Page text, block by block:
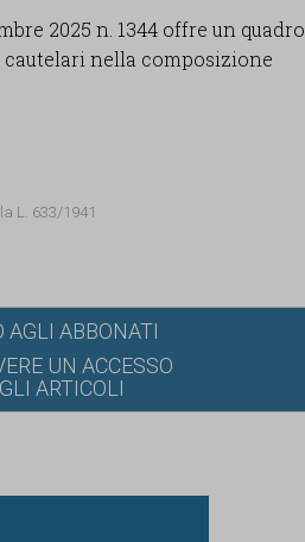
2025 n. 1344 offre un quadro
nella composizione
L. 633/1941
AGLI ABBONATI
UN ACCESSO
ARTICOLI